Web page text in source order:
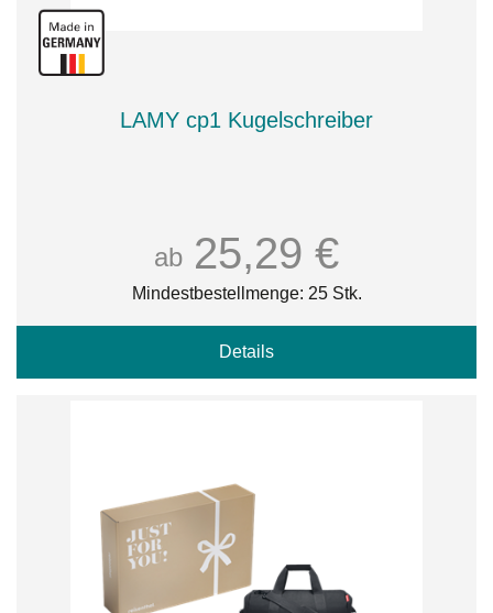
LAMY cp1 Kugelschreiber
ab 25,29 €
Mindestbestellmenge: 25 Stk.
Details